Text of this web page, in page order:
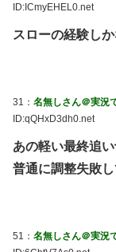
ID:ICmyEHEL0.net
スローの経験し
31： 名無しさん＠実況
ID:qQHxD3dh0.net
あの軽い最終追
普通に調整失敗
51： 名無しさん＠実況